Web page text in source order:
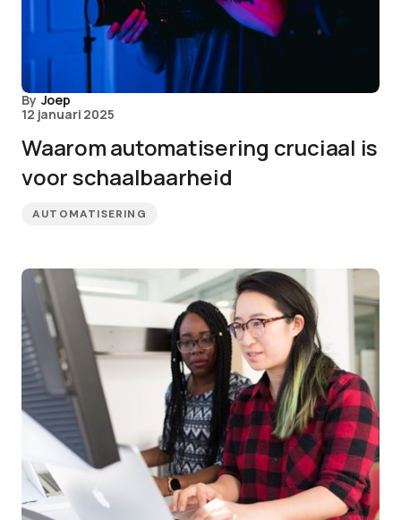
By Joep
12 januari 2025
Waarom automatisering cruciaal is
voor schaalbaarheid
AUTOMATISERING